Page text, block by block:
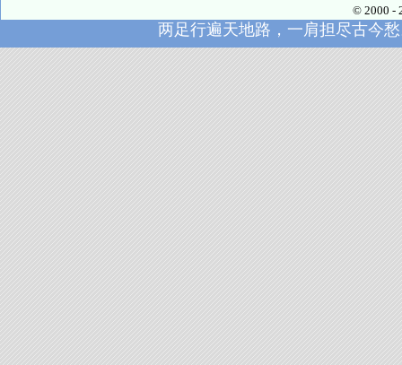
© 2000 -
两足行遍天地路，一肩担尽古今